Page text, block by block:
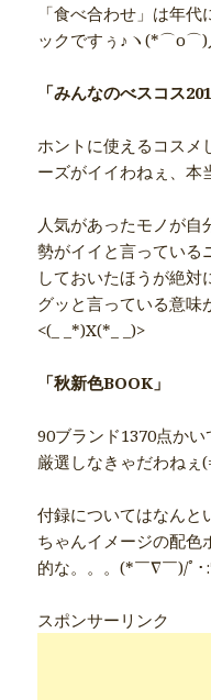
「食べ合わせ」は年
ックですぅ♪ヽ
「みんなのべスコス
ホントに使えるコスメ
ーズがイイわねぇ、
人気があったモノが自
勢がイイと言っている
しておいたほうが絶対
グッと言っている意味
<(_ _*)X(*_ _)>
「秋新色BOOK」
90ブランド1370点か
厳選しなきゃだわねぇ
付録についてはなんと
ちゃんイメージの配色
的な。。。(*￣∇￣)/ﾟ･
スポンサーリンク